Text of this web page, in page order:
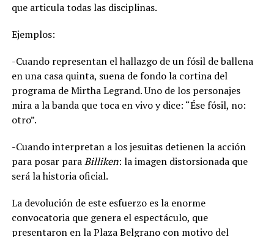
que articula todas las disciplinas.
Ejemplos:
-Cuando representan el hallazgo de un fósil de ballena
en una casa quinta, suena de fondo la cortina del
programa de Mirtha Legrand. Uno de los personajes
mira a la banda que toca en vivo y dice: “Ése fósil, no:
otro”.
-Cuando interpretan a los jesuitas detienen la acción
para posar paraBilliken: la imagen distorsionada que
será la historia oficial.
La devolución de este esfuerzo es la enorme
convocatoria que genera el espectáculo, que
presentaron en la Plaza Belgrano con motivo del